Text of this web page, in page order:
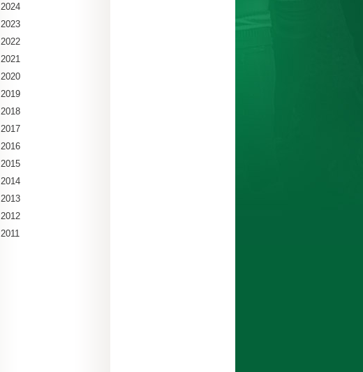
2024
2023
2022
2021
2020
2019
2018
2017
2016
2015
2014
2013
2012
2011